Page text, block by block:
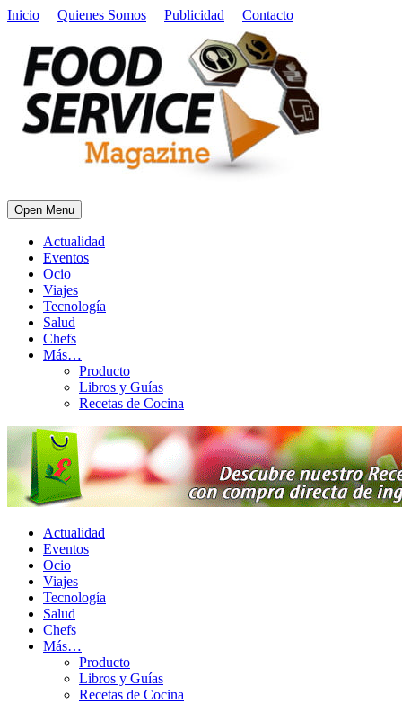
Inicio Quienes Somos Publicidad Contacto
Open Menu
Actualidad
Eventos
Ocio
Viajes
Tecnología
Salud
Chefs
Más…
Producto
Libros y Guías
Recetas de Cocina
Actualidad
Eventos
Ocio
Viajes
Tecnología
Salud
Chefs
Más…
Producto
Libros y Guías
Recetas de Cocina